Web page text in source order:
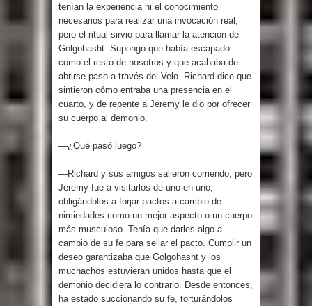
tenían la experiencia ni el conocimiento
necesarios para realizar una invocación real,
pero el ritual sirvió para llamar la atención de
Golgohasht. Supongo que había escapado
como el resto de nosotros y que acababa de
abrirse paso a través del Velo. Richard dice que
sintieron cómo entraba una presencia en el
cuarto, y de repente a Jeremy le dio por ofrecer
su cuerpo al demonio.
—¿Qué pasó luego?
—Richard y sus amigos salieron corriendo, pero
Jeremy fue a visitarlos de uno en uno,
obligándolos a forjar pactos a cambio de
nimiedades como un mejor aspecto o un cuerpo
más musculoso. Tenía que darles algo a
cambio de su fe para sellar el pacto. Cumplir un
deseo garantizaba que Golgohasht y los
muchachos estuvieran unidos hasta que el
demonio decidiera lo contrario. Desde entonces,
ha estado succionando su fe, torturándolos